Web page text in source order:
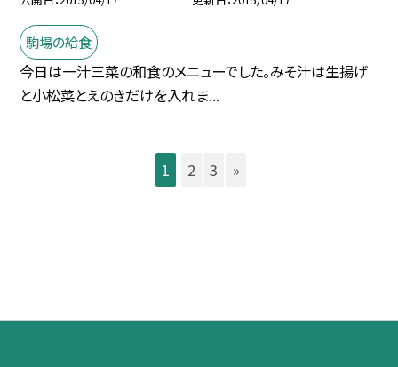
駒場の給食
今日は一汁三菜の和食のメニューでした。みそ汁は生揚げ
と小松菜とえのきだけを入れま...
1 2 3 »